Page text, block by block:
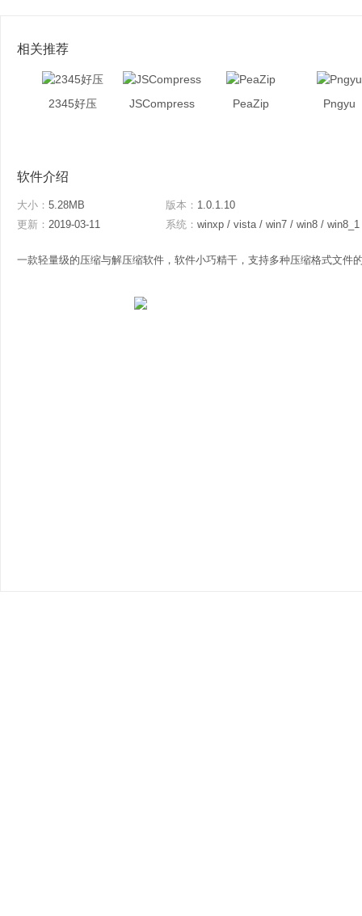
相关推荐
2345好压 JSCompress PeaZip Pngyu
软件介绍
大小： 5.28MB 版本： 1.0.1.10
更新： 2019-03-11 系统： winxp / vista / win7 / win8 / win8_1
一款轻量级的压缩与解压缩软件，软件小巧精干，支持多种压缩格式文件